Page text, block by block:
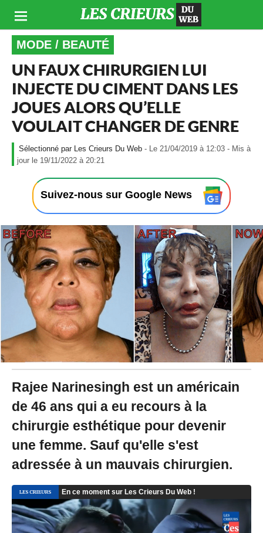
MODE / BEAUTÉ
UN FAUX CHIRURGIEN LUI
INJECTE DU CIMENT DANS LES
JOUES ALORS QU’ELLE
VOULAIT CHANGER DE GENRE
Les Crieurs Du Web - Le 21/04/2019 à 12:03 - Mis à
jour le 19/11/2022 à 20:21
2
/
0
4
/
2
0
1
9
à
:
3
-
M
i
s
j
u
r
e
1
9
/
Suivez-nous sur Google News
Rajee Narinesingh est un américain
de 46 ans qui a eu recours à la
chirurgie esthétique pour devenir
une femme. Sauf qu'elle s'est
adressée à un mauvais chirurgien.